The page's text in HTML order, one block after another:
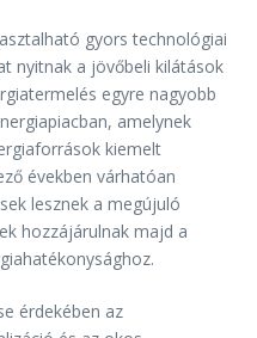
gyors technológiai
nyitnak a jövőbeli kilátások
egyre nagyobb
amelynek
kiemelt
években várhatóan
lesznek a megújuló
hozzájárulnak majd a
érdekében az